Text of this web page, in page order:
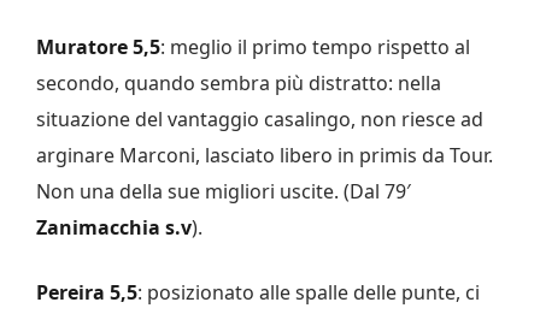
Muratore 5,5: meglio il primo tempo rispetto al
secondo, quando sembra più distratto: nella
situazione del vantaggio casalingo, non riesce ad
arginare Marconi, lasciato libero in primis da Tour.
Non una della sue migliori uscite. (Dal 79′
Zanimacchia s.v).
Pereira 5,5: posizionato alle spalle delle punte, ci